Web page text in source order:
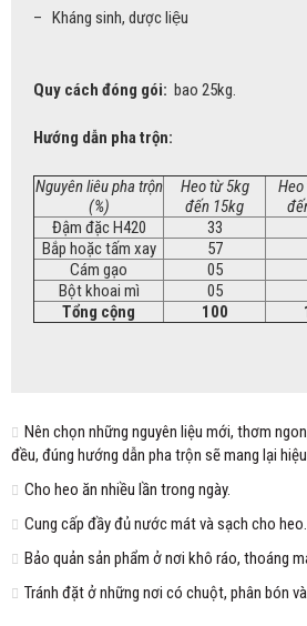
– Kháng sinh, dược liệu
Quy cách đóng gói: bao 25kg.
Hướng dẫn pha trộn:
Nguyên liêu pha trộn
(%)
Heo từ 5kg
đến 15kg
Đậm đặc H420
33
Bắp hoặc tấm xay
57
Cám gạo
05
Bột khoai mì
05
Tổng cộng
100
Nên chọn những nguyên liệu mới, thơm
đều, đúng hướng dẫn pha trộn sẽ mang lại
Cho heo ăn nhiều lần trong ngày.
Cung cấp đầy đủ nước mát và sạch cho heo.
Bảo quản sản phẩm ở nơi khô ráo, thoáng
Tránh đặt ở những nơi có chuột, phân bón